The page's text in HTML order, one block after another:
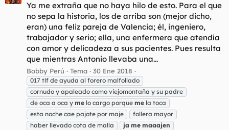
Ya me extraña que no haya hilo de esto. Para el que
no sepa la historia, los de arriba son (mejor dicho,
eran) una feliz pareja de Valencia; él, ingeniero,
trabajador y serio; ella, una enfermera que atendía
con amor y delicadeza a sus pacientes. Pues resulta
que mientras Antonio llevaba una...
Bobby Perú Tema 30 Ene 2018
017 tlf de ayuda al forero malfollado
cornudo y apaleado como viejomontaña y su padre
de oca a oca y me lo cargo porque me la toca
esta noche cae pajote por maje
follera mayor
haber llevado cota de malla
ja me maaajen